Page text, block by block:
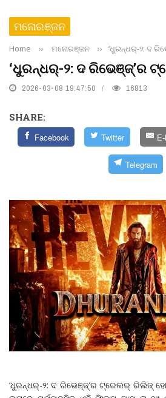
ମନୋରଞ୍ଜନ
Home ›› ମନୋରଞ୍ଜନ ›› ‘ଧୁରନ୍ଧର୍-୨: ଦ
‘ଧୁରନ୍ଧର୍-୨: ଦ ରିଭେଞ୍ଜ୍’ର
2026-03-08 19:47:50 16813
SHARE:
Facebook Twitter
Telegram
‘ଧୁରନ୍ଧର୍-୨: ଦ ରିଭେଞ୍ଜ୍’ର ଟ୍ରେଲର୍ ରିଲିଜ୍